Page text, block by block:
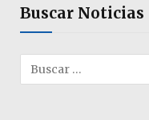
Buscar Noticias